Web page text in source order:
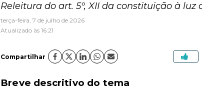
Releitura do art. 5º, XII da constituição à
terça-feira, 7 de julho de 2026
Atualizado às 16:21
Compartilhar
Breve descritivo do tema